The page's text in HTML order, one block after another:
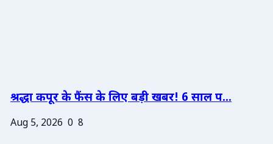
श्रद्धा कपूर के फैंस के लिए बड़ी खबर! 6 साल प...
Aug 5, 2026 0 8